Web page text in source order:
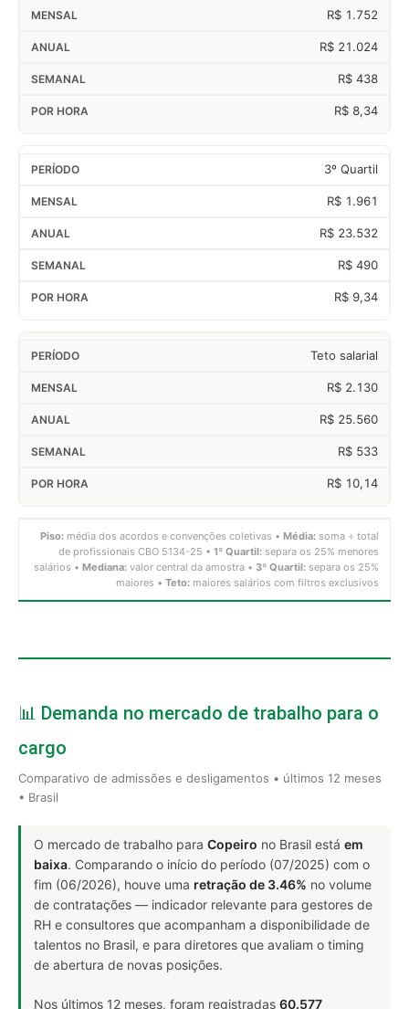
R$ 1.752
R$ 21.024
R$ 438
R$ 8,34
3º Quartil
R$ 1.961
R$ 23.532
R$ 490
R$ 9,34
Teto salarial
R$ 2.130
R$ 25.560
R$ 533
R$ 10,14
Piso: média dos acordos e convenções coletivas • Média: soma ÷ total
de profissionais CBO 5134-25 • 1º Quartil: separa os 25% menores
salários • Mediana: valor central da amostra • 3º Quartil: separa os 25%
maiores • Teto: maiores salários com filtros exclusivos
📊 Demanda no mercado de trabalho para o
cargo
Comparativo de admissões e desligamentos • últimos 12 meses
• Brasil
O mercado de trabalho para Copeiro no Brasil está em
baixa. Comparando o início do período (07/2025) com o
fim (06/2026), houve uma retração de 3.46% no volume
de contratações — indicador relevante para gestores de
RH e consultores que acompanham a disponibilidade de
talentos no Brasil, e para diretores que avaliam o timing
de abertura de novas posições.
Nos últimos 12 meses, foram registradas 60.577